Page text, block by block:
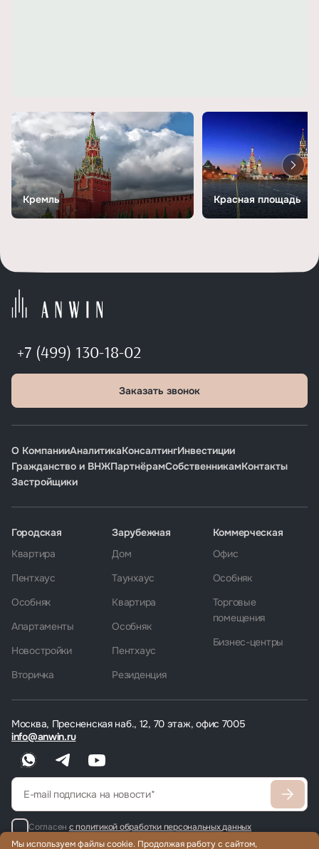
Кремль Красная площадь
+7 (499) 130-18-02
Заказать звонок
О КомпанииАналитикаКонсалтингИнвестиции
Гражданство и ВНЖПартнёрамСобственникамКонтакты
Застройщики
Москва, Пресненская наб., 12, 70 этаж, офис 7005
info@anwin.ru
Согласен с политикой обработки персональных данных
Городская
Квартира
Пентхаус
Особняк
Апартаменты
Новостройки
Вторичка
Зарубежная
Дом
Таунхаус
Квартира
Особняк
Пентхаус
Резиденция
Коммерческая
Офис
Особняк
Торговые
помещения
Бизнес-центры
Мы используем файлы cookie. Продолжая работу с сайтом,